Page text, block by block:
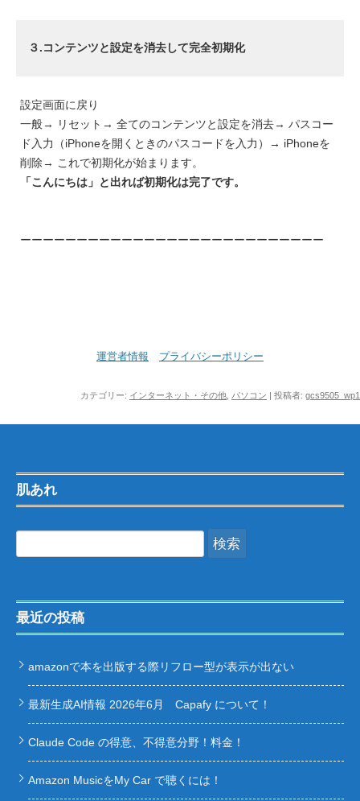
３.コンテンツと設定を消去して完全初期化
設定画面に戻り
一般→ リセット→ 全てのコンテンツと設定を消去→ パスコー
ド入力（iPhoneを開くときのパスコードを入力）→ iPhoneを
削除→ これで初期化が始まります。
「こんにちは」と出れば初期化は完了です。
ーーーーーーーーーーーーーーーーーーーーーーーーーーー
運営者情報 プライバシーポリシー
カテゴリー: インターネット・その他 パソコン | 投稿者: gcs9505_wp1
肌あれ
索:
最近の投稿
amazonで本を出版する際リフロー型が表示が出ない
最新生成AI情報 2026年6月 Capafy について！
Claude Code の得意、不得意分野！料金！
Amazon MusicをMy Car で聴くには！